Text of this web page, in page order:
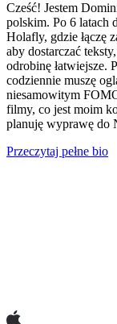
Cześć! Jestem
polskim. Po 6 latach
Holafly, gdzie łączę
aby dostarczać
odrobinę łatwiejsze.
codziennie muszę
niesamowitym
filmy, co jest moim
planuję wyprawę do
Przeczytaj pełne bio